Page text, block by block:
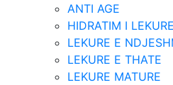
ANTI AGE
HIDRATIM I
LEKURE E
LEKURE E THATE
LEKURE MATURE